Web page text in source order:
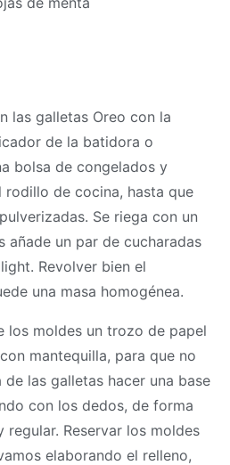
las galletas Oreo con la
de la batidora o
bolsa de congelados y
rodillo de cocina, hasta que
Se riega con un
añade un par de cucharadas
Revolver bien el
una masa homogénea.
los moldes un trozo de papel
mantequilla, para que no
de las galletas hacer una base
con los dedos, de forma
Reservar los moldes
elaborando el relleno,